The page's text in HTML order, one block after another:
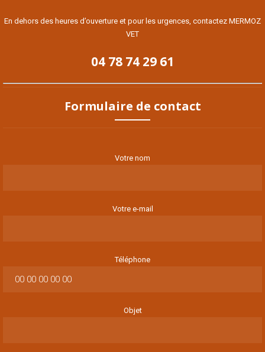
En dehors des heures d’ouverture et pour les urgences, contactez MERMOZ
VET
04 78 74 29 61
Formulaire de contact
Votre nom
Votre e-mail
Téléphone
Objet